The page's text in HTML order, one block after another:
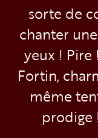
sorte de
chanter une
yeux ! Pire
Fortin,
même
prodige